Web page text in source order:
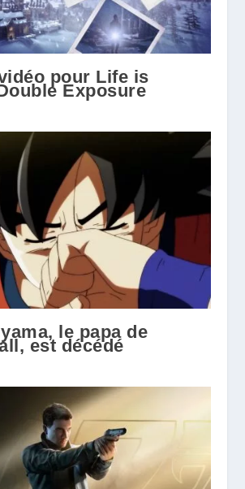
pour Life is
Exposure
le papa de
est décédé